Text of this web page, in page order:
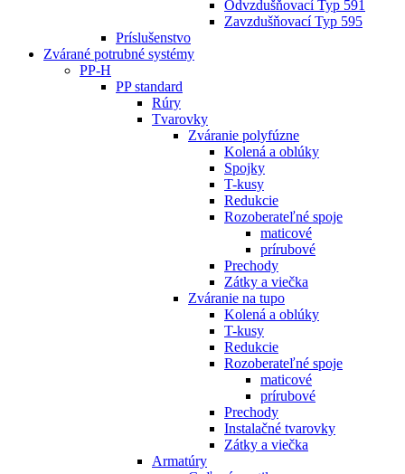
Odvzdušňovací Typ 591
Zavzdušňovací Typ 595
Príslušenstvo
Zvárané potrubné systémy
PP-H
PP standard
Rúry
Tvarovky
Zváranie polyfúzne
Kolená a oblúky
Spojky
T-kusy
Redukcie
Rozoberateľné spoje
maticové
prírubové
Prechody
Zátky a viečka
Zváranie na tupo
Kolená a oblúky
T-kusy
Redukcie
Rozoberateľné spoje
maticové
prírubové
Prechody
Instalačné tvarovky
Zátky a viečka
Armatúry